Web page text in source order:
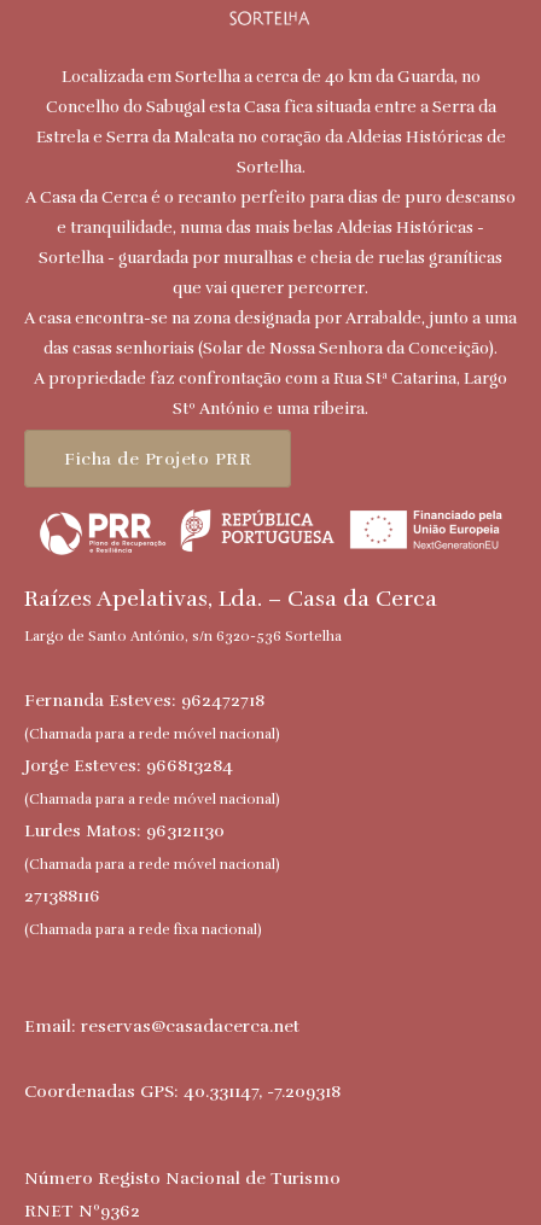
Localizada em Sortelha a cerca de 40 km da Guarda, no
Concelho do Sabugal esta Casa fica situada entre a Serra da
Estrela e Serra da Malcata no coração da Aldeias Históricas de
Sortelha.
A Casa da Cerca é o recanto perfeito para dias de puro descanso
e tranquilidade, numa das mais belas Aldeias Históricas -
Sortelha - guardada por muralhas e cheia de ruelas graníticas
que vai querer percorrer.
A casa encontra-se na zona designada por Arrabalde, junto a uma
das casas senhoriais (Solar de Nossa Senhora da Conceição).
A propriedade faz confrontação com a Rua Stª Catarina, Largo
Stº António e uma ribeira.
Ficha de Projeto PRR
Raízes Apelativas, Lda. – Casa da Cerca
Largo de Santo António, s/n 6320-536 Sortelha
Fernanda Esteves: 962472718
(Chamada para a rede móvel nacional)
Jorge Esteves: 966813284
(Chamada para a rede móvel nacional)
Lurdes Matos: 963121130
(Chamada para a rede móvel nacional)
271388116
(Chamada para a rede fixa nacional)
Email: reservas@casadacerca.net
Coordenadas GPS: 40.331147, -7.209318
Número Registo Nacional de Turismo
RNET Nº9362